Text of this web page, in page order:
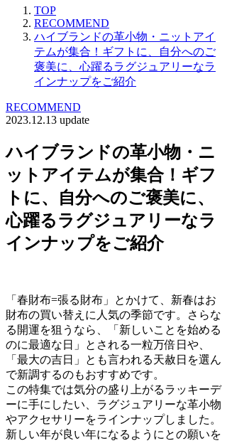
TOP
RECOMMEND
ハイブランドの革小物・ニットアイ
テムが集合！ギフトに、自分へのご
褒美に、心躍るラグジュアリーなラ
インナップをご紹介
RECOMMEND
2023.12.13 update
ハイブランドの革小物・ニ
ットアイテムが集合！ギフ
トに、自分へのご褒美に、
心躍るラグジュアリーなラ
インナップをご紹介
「春財布=張る財布」とかけて、新春はお
財布の買い替えに人気の季節です。さらな
る開運を狙うなら、「新しいことを始める
のに最適な日」とされる一粒万倍日や、
「最大の吉日」とも言われる天赦日を選ん
で新調するのもおすすめです。
この特集では気分の盛り上がるラッキーデ
ーに手にしたい、ラグジュアリーな革小物
やアクセサリーをラインナップしました。
新しい年が良い年になるようにとの願いを